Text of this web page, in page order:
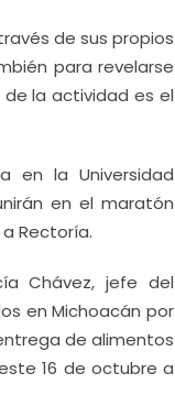
de sus propios
para revelarse
la actividad es el
en la Universidad
en el maratón
Rectoría.
Chávez, jefe del
en Michoacán por
de alimentos
16 de octubre a